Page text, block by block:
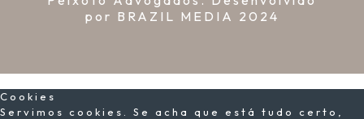
por BRAZIL MEDIA 2024
Cookies
Servimos cookies. Se acha que está tudo certo,